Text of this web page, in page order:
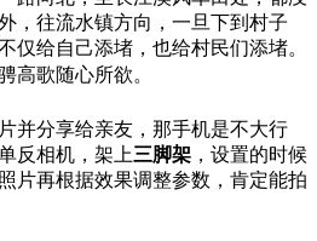
，往流水镇方向，一旦下到村子
仅给自己添堵，也给村民们添堵。
高歌随心所欲。
并分享给亲友，那手机是不大行
反相机，架上三脚架 ，设置的时候
片再根据效果调整参数，肯定能拍